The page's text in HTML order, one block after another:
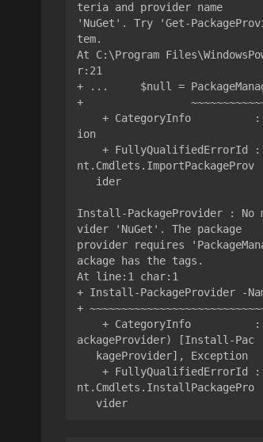
teria and provider name
'NuGet'. Try 'Get-
tem.
At C:\Program
r:21
+ ...     $null =
+
ion
nt.Cmdlets.ImportPackageProv
Install-PackageProvider :
vider 'NuGet'. The package
provider requires
ackage has the tags.
At line:1 char:1
+ Install-PackageProvider -
+
ackageProvider) [Install-Pac
nt.Cmdlets.InstallPackagePro
   vider